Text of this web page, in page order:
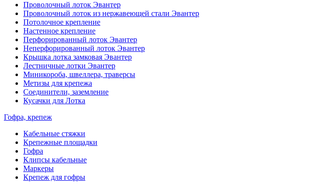
Проволочный лоток Эвантер
Проволочный лоток из нержавеющей стали Эвантер
Потолочное крепление
Настенное крепление
Перфорированный лоток Эвантер
Неперфорированный лоток Эвантер
Крышка лотка замковая Эвантер
Лестничные лотки Эвантер
Миникороба, швеллера, траверсы
Метизы для крепежа
Соединители, заземление
Кусачки для Лотка
Гофра, крепеж
Кабельные стяжки
Крепежные площадки
Гофра
Клипсы кабельные
Маркеры
Крепеж для гофры